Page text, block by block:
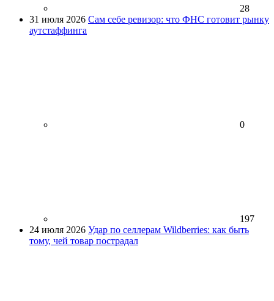
28
31 июля 2026 Сам себе ревизор: что ФНС готовит рынку
аутстаффинга
0
197
24 июля 2026 Удар по селлерам Wildberries: как быть
тому, чей товар пострадал